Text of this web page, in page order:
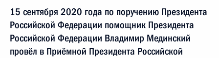
15 сентября 2020 года по поручению Президента
Российской Федерации помощник Президента
Российской Федерации Владимир Мединский
провёл в Приёмной Президента Российской